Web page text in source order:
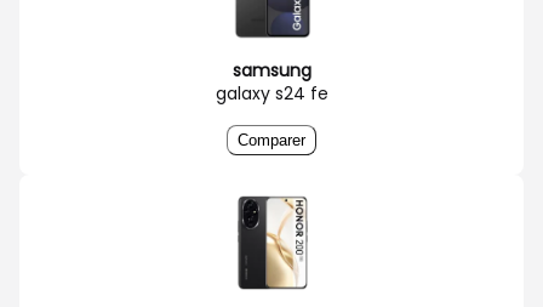
samsung
galaxy s24 fe
Comparer